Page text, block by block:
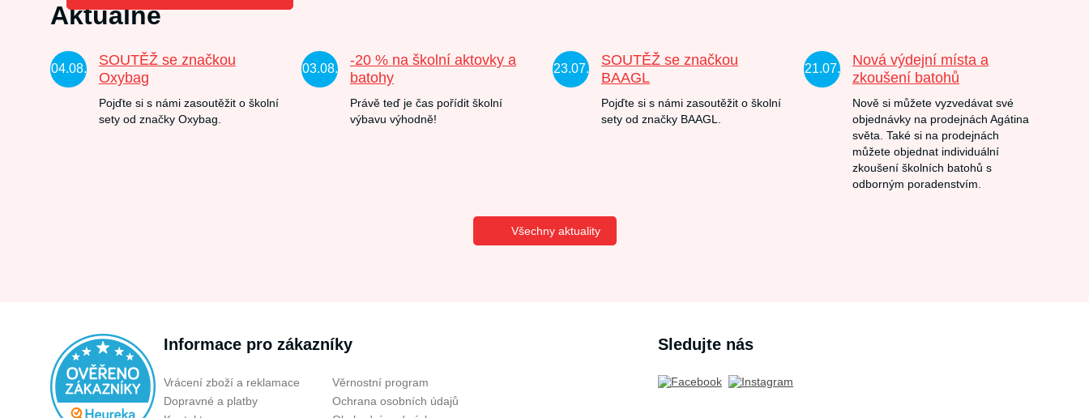
Aktuálně
04.08.
SOUTĚŽ se značkou
Oxybag
Pojďte si s námi zasoutěžit o školní
sety od značky Oxybag.
03.08.
-20 % na školní aktovky a
batohy
Právě teď je čas pořídit školní
výbavu výhodně!
23.07.
SOUTĚŽ se značkou
BAAGL
Pojďte si s námi zasoutěžit o školní
sety od značky BAAGL.
21.07.
Nová výdejní místa a
zkoušení batohů
Nově si můžete vyzvedávat své
objednávky na prodejnách Agátina
světa. Také si na prodejnách
můžete objednat individuální
zkoušení školních batohů s
odborným poradenstvím.
Všechny aktuality
Informace pro zákazníky
Vrácení zboží a reklamace
Dopravné a platby
Věrnostní program
Ochrana osobních údajů
Sledujte nás